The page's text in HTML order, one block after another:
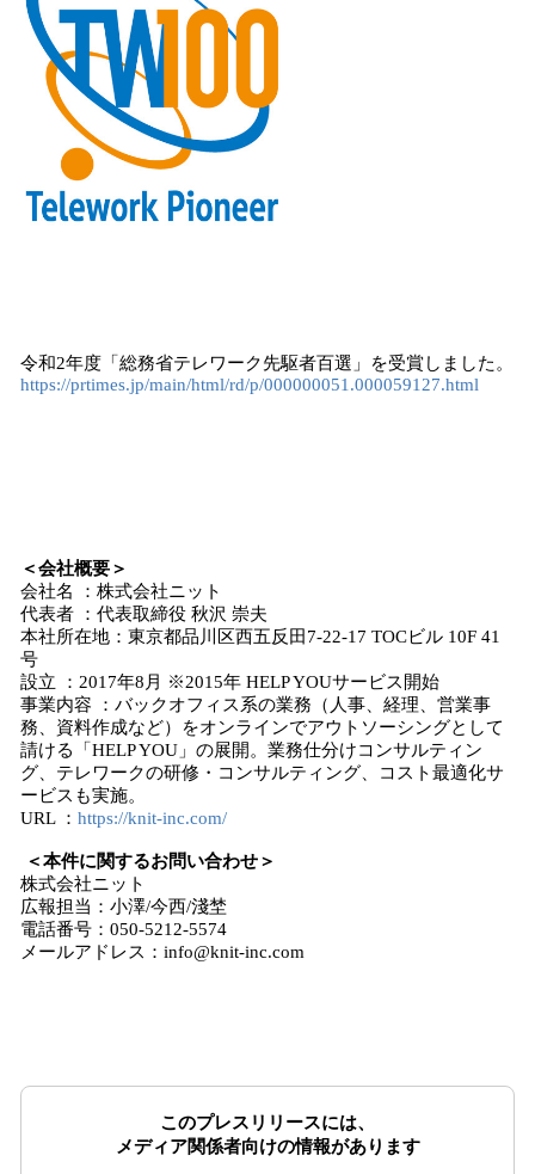
令和2年度「総務省テレワーク先駆者百選」を受賞しました。
https://prtimes.jp/main/html/rd/p/000000051.000059127.html
＜会社概要＞
会社名 ：株式会社ニット
代表者 ：代表取締役 秋沢 崇夫
本社所在地：東京都品川区西五反田7-22-17 TOCビル 10F 41
号
設立 ：2017年8月 ※2015年 HELP YOUサービス開始
事業内容 ：バックオフィス系の業務（人事、経理、営業事
務、資料作成など）をオンラインでアウトソーシングとして
請ける「HELP YOU」の展開。業務仕分けコンサルティン
グ、テレワークの研修・コンサルティング、コスト最適化サ
ービスも実施。
URL ： https://knit-inc.com/
＜本件に関するお問い合わせ＞
株式会社ニット
広報担当：小澤/今西/淺埜
電話番号：050-5212-5574
メールアドレス：info@knit-inc.com
このプレスリリースには、
メディア関係者向けの情報があります